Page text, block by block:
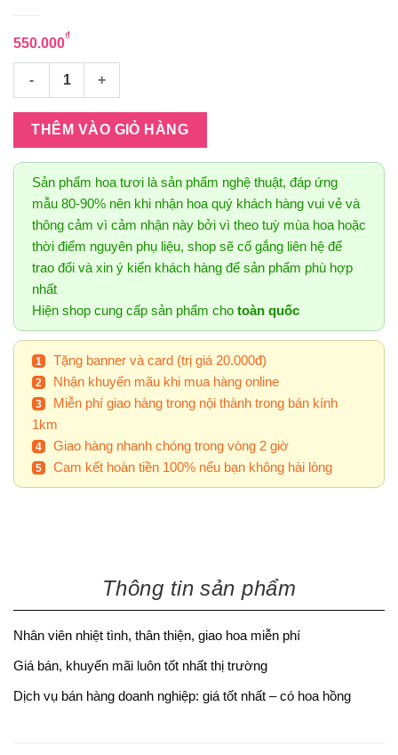
550.000₫
Hộp hoa 45 số lượng
THÊM VÀO GIỎ HÀNG
Sản phẩm hoa tươi là sản phẩm nghệ thuật, đáp ứng
mẫu 80-90% nên khi nhận hoa quý khách hàng vui vẻ và
thông cảm vì cảm nhận này bởi vì theo tuỳ mùa hoa hoặc
thời điểm nguyên phụ liệu, shop sẽ cố gắng liên hệ để
trao đổi và xin ý kiến khách hàng để sản phẩm phù hợp
nhất
Hiện shop cung cấp sản phẩm cho toàn quốc
Tặng banner và card (trị giá 20.000đ)
Nhận khuyến mãu khi mua hàng online
Miễn phí giao hàng trong nội thành trong bán kính
1km
Giao hàng nhanh chóng trong vòng 2 giờ
Cam kết hoàn tiền 100% nếu bạn không hài lòng
Thông tin sản phẩm
Nhân viên nhiệt tình, thân thiện, giao hoa miễn phí
Giá bán, khuyến mãi luôn tốt nhất thị trường
Dịch vụ bán hàng doanh nghiệp: giá tốt nhất – có hoa hồng